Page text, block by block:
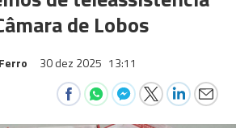
de Lobos
30 dez 2025 13:11